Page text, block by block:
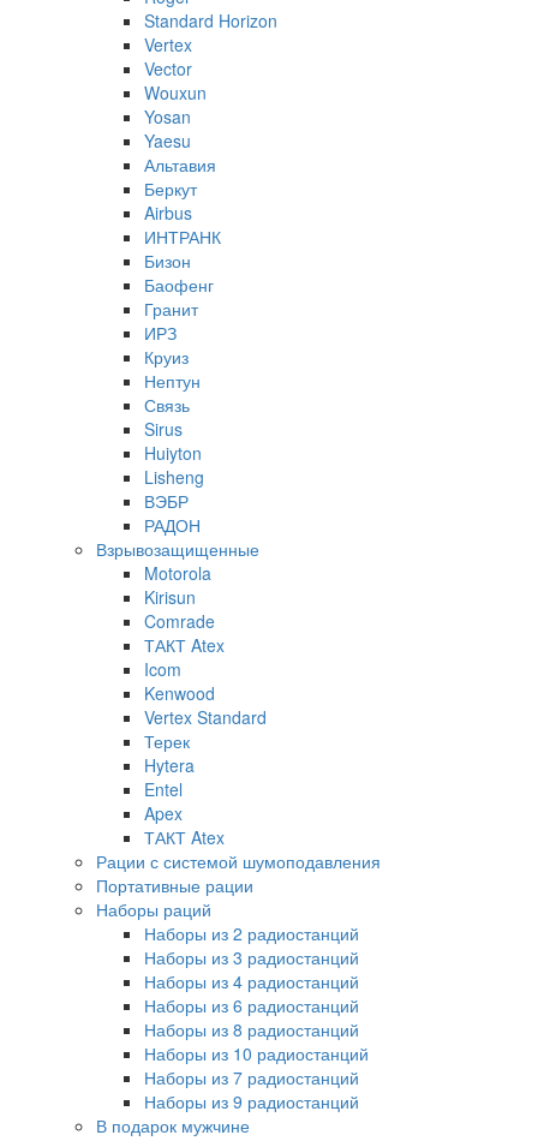
Standard Horizon
Vertex
Vector
Wouxun
Yosan
Yaesu
Альтавия
Беркут
Airbus
ИНТРАНК
Бизон
Баофенг
Гранит
ИРЗ
Круиз
Нептун
Связь
Sirus
Huiyton
Lisheng
ВЭБР
РАДОН
Взрывозащищенные
Motorola
Kirisun
Comrade
ТАКТ Atex
Icom
Kenwood
Vertex Standard
Терек
Hytera
Entel
Apex
ТАКТ Atex
Рации с системой шумоподавления
Портативные рации
Наборы раций
Наборы из 2 радиостанций
Наборы из 3 радиостанций
Наборы из 4 радиостанций
Наборы из 6 радиостанций
Наборы из 8 радиостанций
Наборы из 10 радиостанций
Наборы из 7 радиостанций
Наборы из 9 радиостанций
В подарок мужчине